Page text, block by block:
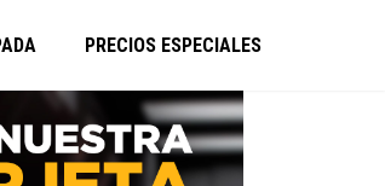
PRECIOS ESPECIALES